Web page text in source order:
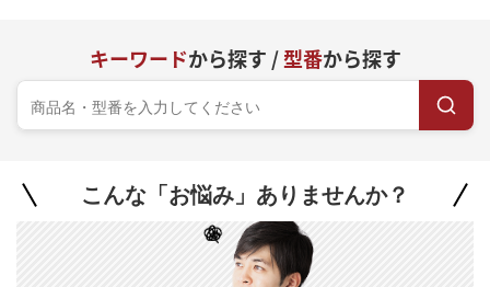
キーワードから探す /型番から探す
こんな「お悩み」ありませんか？